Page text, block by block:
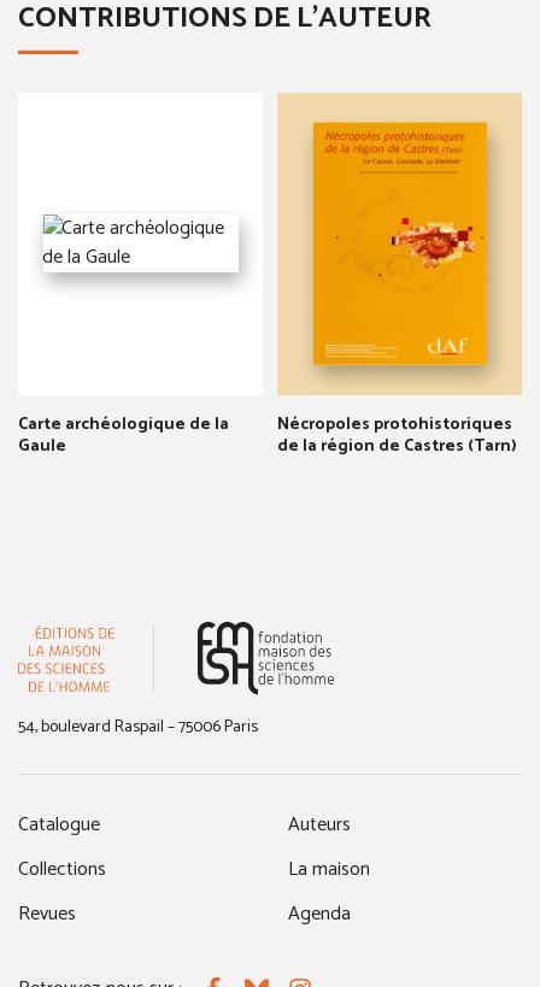
CONTRIBUTIONS DE L'AUTEUR
Carte archéologique de la
Gaule
Nécropoles protohistoriques
de la région de Castres (Tarn)
54, boulevard Raspail – 75006 Paris
Catalogue
Collections
Revues
Auteurs
La maison
Agenda